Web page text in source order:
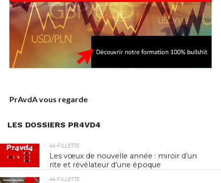
PrAvdA vous regarde
LES DOSSIERS PR4VD4
44-FILLETTE
Les vœux de nouvelle année : miroir d’un
rite et révélateur d’une époque
44-FILLETTE